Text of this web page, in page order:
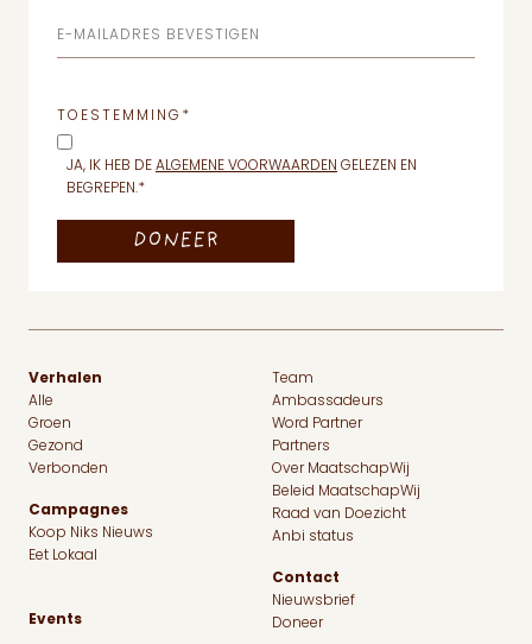
TOESTEMMING *
JA, IK HEB DE ALGEMENE VOORWAARDEN GELEZEN EN
BEGREPEN.*
Verhalen
Alle
Groen
Gezond
Verbonden
Campagnes
Koop Niks Nieuws
Eet Lokaal
Events
Team
Ambassadeurs
Word Partner
Partners
Over MaatschapWij
Beleid MaatschapWij
Raad van Doezicht
Anbi status
Contact
Nieuwsbrief
Doneer